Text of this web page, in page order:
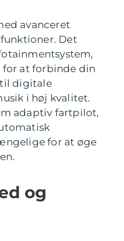
avanceret
Det
at forbinde din
digitale
i høj kvalitet.
adaptiv fartpilot,
for at øge
og